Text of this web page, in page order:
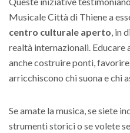
Musicale Città di Thiene a
centro culturale aperto, in
realtà internazionali.
anche costruire ponti,
arricchiscono chi suona e chi
Se amate la musica, se siete
strumenti storici o se volete